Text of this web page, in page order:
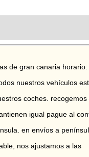
de gran canaria
nuestros vehículos
coches. recogemos
igual pague al
en envíos a
nos ajustamos a las